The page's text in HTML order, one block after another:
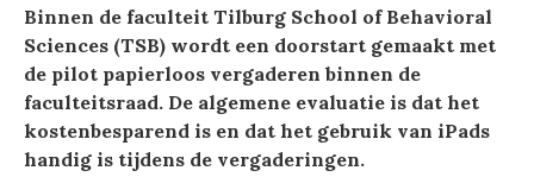
Binnen de faculteit Tilburg School of Behavioral
Sciences (TSB) wordt een doorstart gemaakt met
de pilot papierloos vergaderen binnen de
faculteitsraad. De algemene evaluatie is dat het
kostenbesparend is en dat het gebruik van iPads
handig is tijdens de vergaderingen.